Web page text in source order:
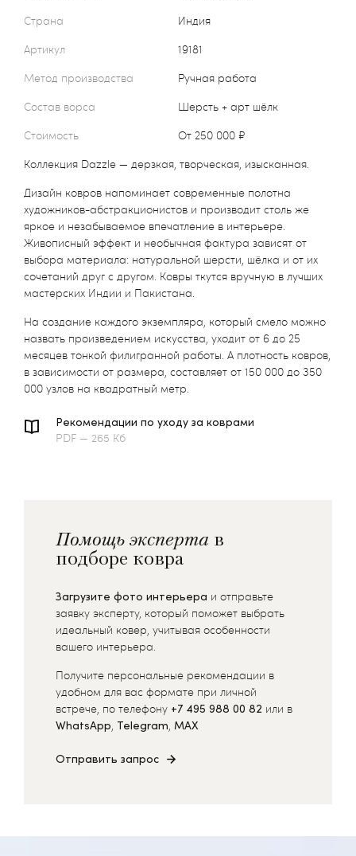
Страна
Индия
Артикул
19181
Метод производства
Ручная работа
Состав ворса
Шерсть + арт шёлк
Стоимость
от 250 000 ₽
Коллекция Dazzle — дерзкая, творческая, изысканная.
Дизайн ковров напоминает современные полотна
художников-абстракционистов и производит столь же
яркое и незабываемое впечатление в интерьере.
Живописный эффект и необычная фактура зависят от
выбора материала: натуральной шерсти, шёлка и от их
сочетаний друг с другом. Ковры ткутся вручную в лучших
мастерских Индии и Пакистана.
На создание каждого экземпляра, который смело можно
назвать произведением искусства, уходит от 6 до 25
месяцев тонкой филигранной работы. А плотность ковров,
в зависимости от размера, составляет от 150 000 до 350
000 узлов на квадратный метр.
Рекомендации по уходу за коврами
PDF — 265 Кб
Помощь эксперта в
подборе ковра
Загрузите фото интерьера и отправьте
заявку эксперту, который поможет выбрать
идеальный ковер, учитывая особенности
вашего интерьера.
Получите персональные рекомендации в
удобном для вас формате при личной
встрече, по телефону +7 495 988 00 82 или в
WhatsApp, Telegram, MAX
Отправить запрос